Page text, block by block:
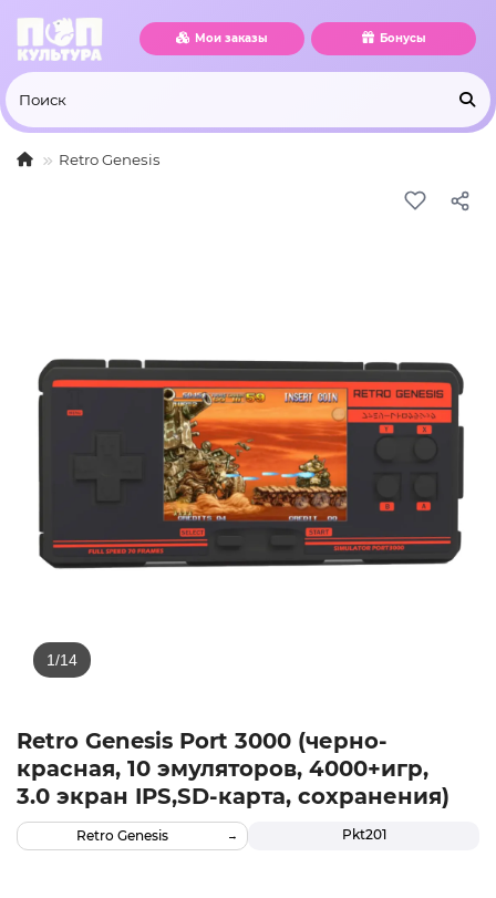
Мои заказы Бонусы
Retro Genesis
Retro Genesis Port 3000 (черно-
красная, 10 эмуляторов, 4000+игр,
3.0 экран IPS,SD-карта, сохранения)
Pkt201
Retro Genesis